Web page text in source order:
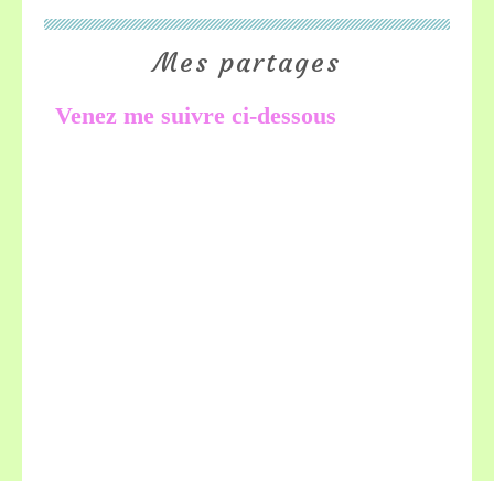
Mes partages
Venez me suivre ci-dessous